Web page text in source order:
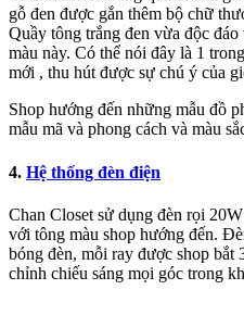
gỗ đen được gắn thêm bộ chữ
Quầy tông trắng đen vừa độc
màu này. Có thể nói đây là 1
mới , thu hút được sự chú ý của
Shop hướng đến những mẫu đồ
mẫu mã và phong cách và màu
4. Hệ thống đèn điện
Chan Closet sử dụng đèn rọi
với tông màu shop hướng đến.
bóng đèn, mỗi ray được shop bắt
chỉnh chiếu sáng mọi góc trong